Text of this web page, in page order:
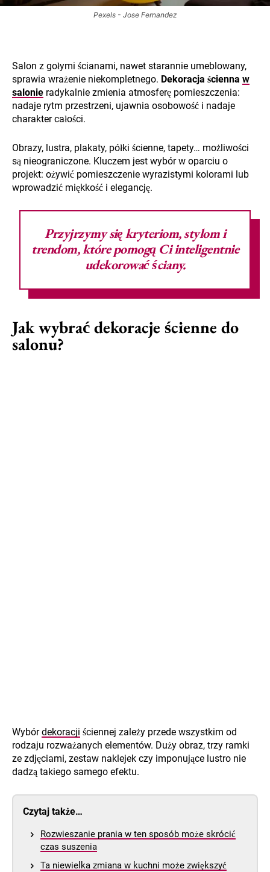
Pexels - Jose Fernandez
Salon z gołymi ścianami, nawet starannie umeblowany,
sprawia wrażenie niekompletnego. Dekoracja ścienna w
salonie radykalnie zmienia atmosferę pomieszczenia:
nadaje rytm przestrzeni, ujawnia osobowość i nadaje
charakter całości.
Obrazy, lustra, plakaty, półki ścienne, tapety… możliwości
są nieograniczone. Kluczem jest wybór w oparciu o
projekt: ożywić pomieszczenie wyrazistymi kolorami lub
wprowadzić miękkość i elegancję.
Przyjrzymy się kryteriom, stylom i
trendom, które pomogą Ci inteligentnie
udekorować ściany.
Jak wybrać dekoracje ścienne do
salonu?
Wybórdekoracji ściennej zależy przede wszystkim od
rodzaju rozważanych elementów. Duży obraz, trzy ramki
ze zdjęciami, zestaw naklejek czy imponujące lustro nie
dadzą takiego samego efektu.
Czytaj także…
Rozwieszanie prania w ten sposób może skrócić
czas suszenia
Ta niewielka zmiana w kuchni może zwiększyć